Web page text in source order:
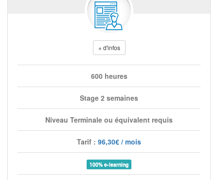
+ d'infos
600 heures
Stage 2 semaines
Niveau Terminale ou équivalent requis
Tarif : 96,30€ / mois
100% e-learning